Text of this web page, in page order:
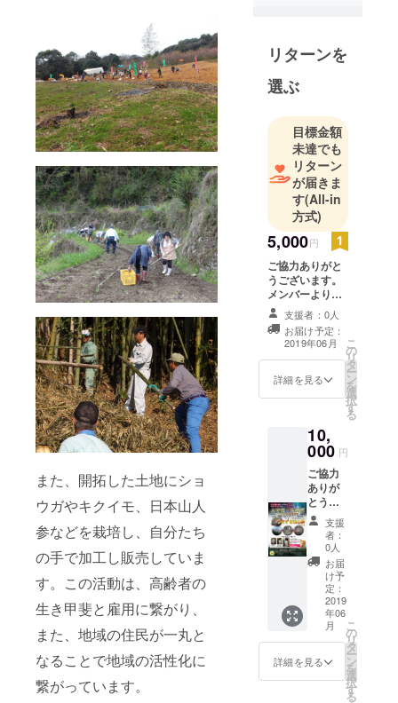
また、開拓した土地にショ
ウガやキクイモ、日本山人
参などを栽培し、自分たち
の手で加工し販売していま
す。この活動は、高齢者の
生き甲斐と雇用に繋がり、
また、地域の住民が一丸と
なることで地域の活性化に
繋がっています。
リターンを
選ぶ
目標金額
未達でも
リターン
が届きま
す(All-in
方式)
5,000円
ご協力ありがと
うございます。
メンバーより心
を込めてお礼状
を送らせていた
だきます。
支援者：0人
お届け予定：
2019年06月
詳細を見る
こ
の
リ
タ
ー
ン
を
選
択
す
る
10,
000 円
ご協力
ありが
とうご
ざいま
す。 メ
ンバー
より心
を込め
てお礼
状と
「つま
ずき用
心棒」
（宇宙
からの
支援
者：
0人
お届
け予
定：
2019
年06
月
詳細を見る
こ
の
リ
タ
ー
ン
を
選
択
す
る